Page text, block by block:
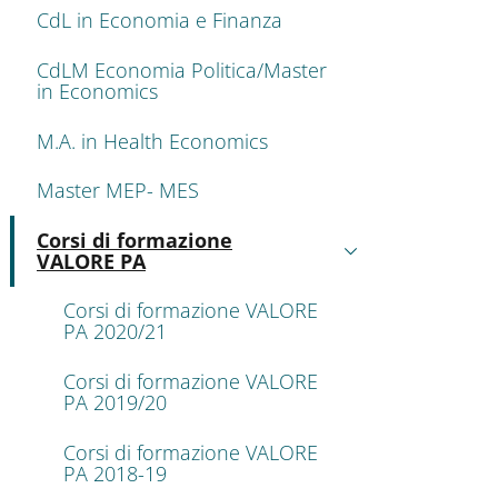
CdL in Economia e Finanza
CdLM Economia Politica/Master
in Economics
M.A. in Health Economics
Master MEP- MES
Corsi di formazione
VALORE PA
Attivo
Corsi di formazione VALORE
PA 2020/21
Corsi di formazione VALORE
PA 2019/20
Corsi di formazione VALORE
PA 2018-19